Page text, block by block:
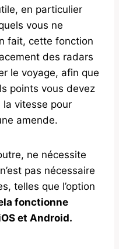
en particulier
vous ne
fait, cette fonction
des radars
le voyage, afin que
points vous devez
la vitesse pour
amende.
ne nécessite
pas nécessaire
telles que l’option
fonctionne
et Android.